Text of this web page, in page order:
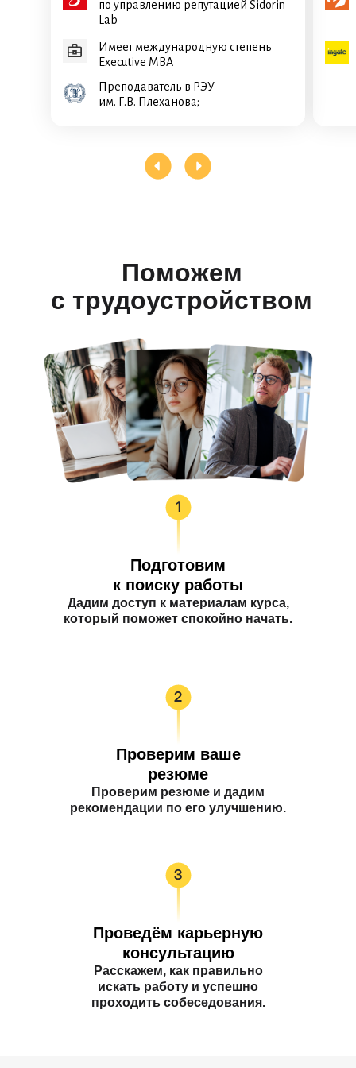
по управлению репутацией Sidorin
Lab
Преподаватель в РЭУ
им. Г.В. Плеханова;
Имеет международную степень
Executive MBA
Поможем
с трудоустройством
Подготовим
к поиску работы
Дадим доступ к материалам курса,
который поможет спокойно начать.
Проверим ваше
резюме
Проверим резюме и дадим
рекомендации по его улучшению.
Проведём карьерную
консультацию
Расскажем, как правильно
искать работу и успешно
проходить собеседования.